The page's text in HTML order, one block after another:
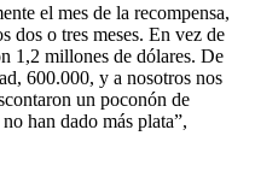
el mes de la recompensa,
dos o tres meses. En vez de
1,2 millones de dólares. De
600.000, y a nosotros nos
un poconón de
han dado más plata”,